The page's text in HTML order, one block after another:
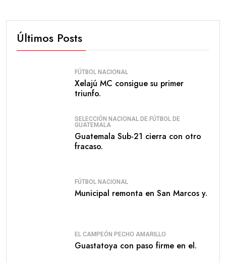
Últimos Posts
FÚTBOL NACIONAL
Xelajú MC consigue su primer
triunfo.
SELECCIÓN NACIONAL DE FÚTBOL DE
GUATEMALA
Guatemala Sub-21 cierra con otro
fracaso.
FÚTBOL NACIONAL
Municipal remonta en San Marcos y.
EL CAMPEÓN PECHO AMARILLO
Guastatoya con paso firme en el.